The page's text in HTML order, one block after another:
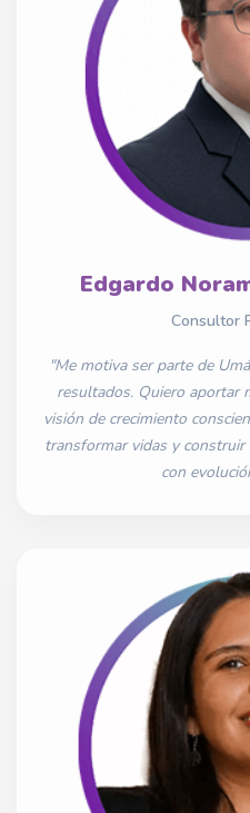
Edgardo
Consultor
"Me motiva ser parte de
resultados. Quiero aportar
visión de crecimiento
transformar vidas y
con